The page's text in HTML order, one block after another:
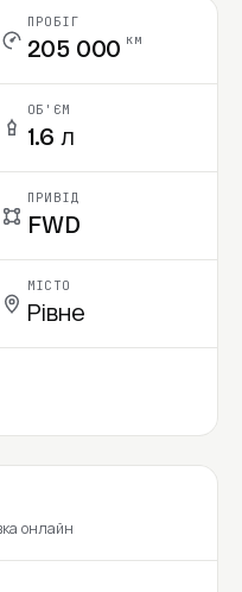
ПРОБІГ
205 000 км
ОБ'ЄМ
1.6 л
ПРИВІД
FWD
МІСТО
Рівне
онлайн